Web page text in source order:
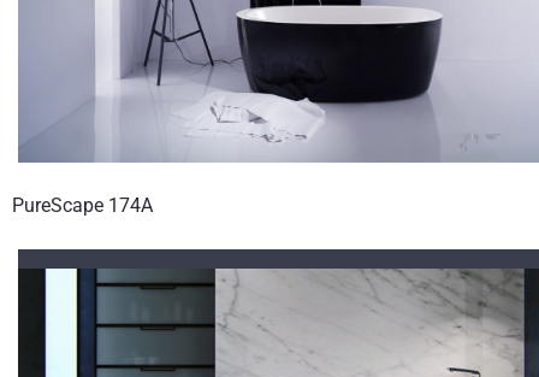
PureScape 174A